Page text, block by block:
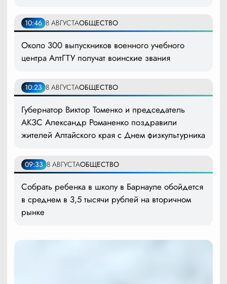
10:46 8 АВГУСТАОБЩЕСТВО
Около 300 выпускников военного учебного
центра АлтГТУ получат воинские звания
10:23 8 АВГУСТАОБЩЕСТВО
Губернатор Виктор Томенко и председатель
АКЗС Александр Романенко поздравили
жителей Алтайского края с Днем физкультурника
09:33 8 АВГУСТАОБЩЕСТВО
Собрать ребенка в школу в Барнауле обойдется
в среднем в 3,5 тысячи рублей на вторичном
рынке